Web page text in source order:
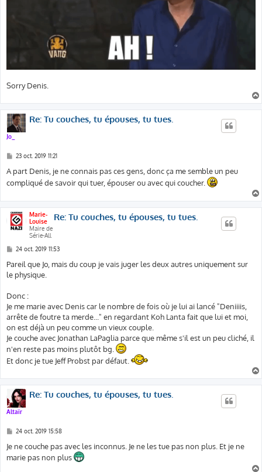
Sorry Denis.
Jo_
Re: Tu couches, tu épouses, tu tues.
M
s
s
a
23 oct. 2019 11:21
A part Denis, je ne connais pas ces gens, donc ça me semble un peu
compliqué de savoir qui tuer, épouser ou avec qui coucher.
Marie-
Louise
Maire de
Série-All
Re: Tu couches, tu épouses, tu tues.
M
s
s
a
24 oct. 2019 11:53
Pareil que Jo, mais du coup je vais juger les deux autres uniquement sur
le physique.
Donc :
Je me marie avec Denis car le nombre de fois où je lui ai lancé "Deniiiis,
arrête de foutre ta merde..." en regardant Koh Lanta fait que lui et moi,
on est déjà un peu comme un vieux couple.
Je couche avec Jonathan LaPaglia parce que même s'il est un peu cliché, il
n'en reste pas moins plutôt bg.
Et donc je tue Jeff Probst par défaut.
Altaïr
Re: Tu couches, tu épouses, tu tues.
M
s
s
a
24 oct. 2019 15:58
Je ne couche pas avec les inconnus. Je ne les tue pas non plus. Et je ne
marie pas non plus